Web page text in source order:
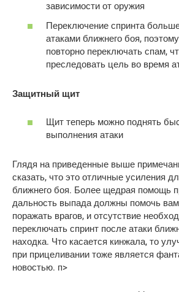
зависимости от оружия
Переключение спринта
атаками ближнего боя,
повторно переключать спам,
преследовать цель во время
Защитный щит
Щит теперь можно поднять
выполнения атаки
Глядя на приведенные выше
сказать, что это отличные усиления
ближнего боя. Более щедрая помощь
дальность выпада должны помочь
поражать врагов, и отсутствие
переключать спринт после атаки
находка. Что касается кинжала, то
при прицеливании тоже является
новостью. п>